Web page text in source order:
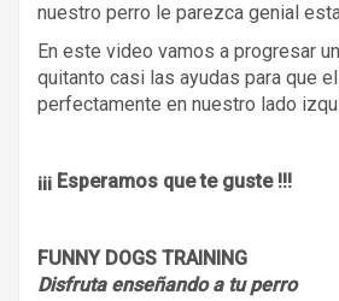
nuestro perro le parezca genial
En este video vamos a progresar
quitanto casi las ayudas para que
perfectamente en nuestro lado
¡¡¡ Esperamos que te guste !!!
FUNNY DOGS TRAINING
Disfruta enseñando a tu perro